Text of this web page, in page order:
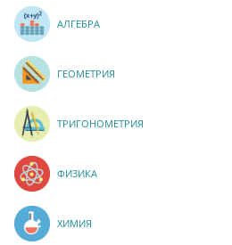
АЛГЕБРА
ГЕОМЕТРИЯ
ТРИГОНОМЕТРИЯ
ФИЗИКА
ХИМИЯ